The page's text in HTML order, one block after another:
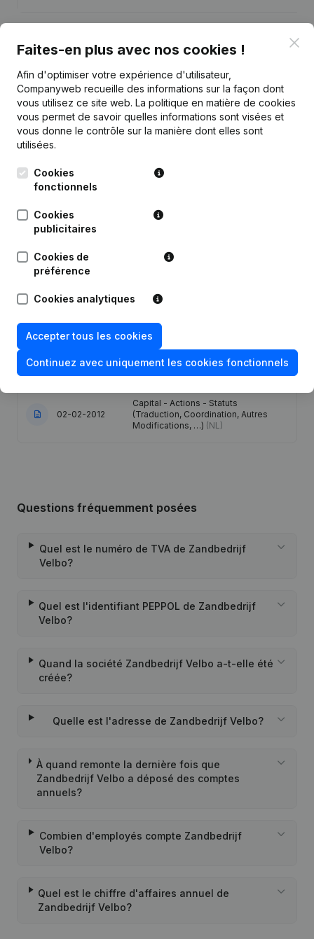
Publicationsde Zandbedrijf Velbo
Date Publication
27-11-2023
Autres Modifications, …) -
Modification Forme Juridique -
17-01-2020
Siège Social - Capital - Actions -
Demissions - Nominations - Statuts
(Traduction, Coordination, Autres
Modifications, …) - Modification
Forme Juridique(NL)
02-02-2012
Capital - Actions - Statuts
(Traduction, Coordination, Autres
Modifications, …) (NL)
Questions fréquemment posées
Quel est le numéro de TVA de Zandbedrijf
Velbo?
Quel est l'identifiant PEPPOL de Zandbedrijf
Velbo?
Quand la société Zandbedrijf Velbo a-t-elle été
créée?
Quelle est l'adresse de Zandbedrijf Velbo?
À quand remonte la dernière fois que
Zandbedrijf Velbo a déposé des comptes
annuels?
Combien d'employés compte Zandbedrijf
Velbo?
Quel est le chiffre d'affaires annuel de
Zandbedrijf Velbo?
Faites-en plus avec nos cookies !
Afin d'optimiser votre expérience d'utilisateur,
Companyweb recueille des informations sur la façon dont
vous utilisez ce site web. La politique en matière de cookies
vous permet de savoir quelles informations sont visées et
vous donne le contrôle sur la manière dont elles sont
utilisées.
Cookies
fonctionnels
Cookies
publicitaires
Cookies de
préférence
Cookies analytiques
Accepter tous les cookies
Continuez avec uniquement les cookies fonctionnels